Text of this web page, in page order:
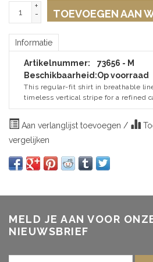
+
-
TOEVOEGEN AAN
Informatie
Artikelnummer:
73656 - M
Beschikbaarheid:Op voorraad
This regular-fit shirt in breathable
timeless vertical stripe for a refined
Aan verlanglijst toevoegen /
vergelijken
MELD JE AAN VOOR
NIEUWSBRIEF